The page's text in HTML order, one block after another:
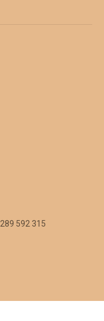
592 315